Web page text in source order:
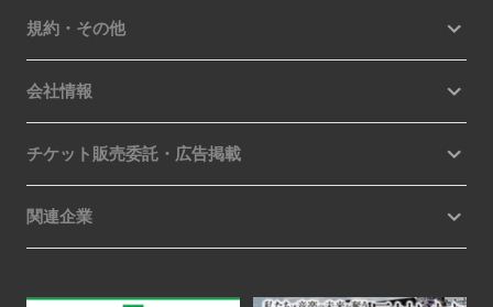
規約・その他
会社情報
チケット販売委託・広告掲載
関連企業